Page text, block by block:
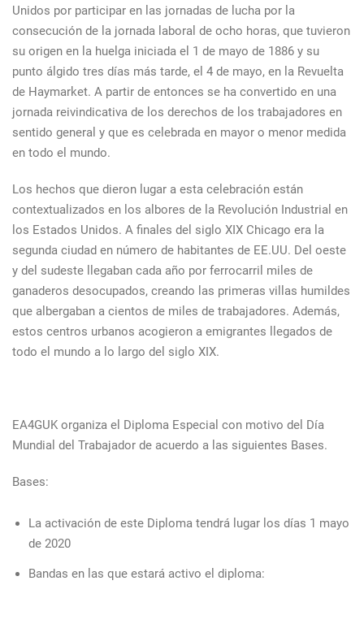
Unidos por participar en las jornadas de lucha por la
consecución de la jornada laboral de ocho horas, que tuvieron
su origen en la huelga iniciada el 1 de mayo de 1886 y su
punto álgido tres días más tarde, el 4 de mayo, en la Revuelta
de Haymarket. A partir de entonces se ha convertido en una
jornada reivindicativa de los derechos de los trabajadores en
sentido general y que es celebrada en mayor o menor medida
en todo el mundo.
Los hechos que dieron lugar a esta celebración están
contextualizados en los albores de la Revolución Industrial en
los Estados Unidos. A finales del siglo XIX Chicago era la
segunda ciudad en número de habitantes de EE.UU. Del oeste
y del sudeste llegaban cada año por ferrocarril miles de
ganaderos desocupados, creando las primeras villas humildes
que albergaban a cientos de miles de trabajadores. Además,
estos centros urbanos acogieron a emigrantes llegados de
todo el mundo a lo largo del siglo XIX.
EA4GUK organiza el Diploma Especial con motivo del Día
Mundial del Trabajador de acuerdo a las siguientes Bases.
Bases:
La activación de este Diploma tendrá lugar los días 1 mayo
de 2020
Bandas en las que estará activo el diploma: